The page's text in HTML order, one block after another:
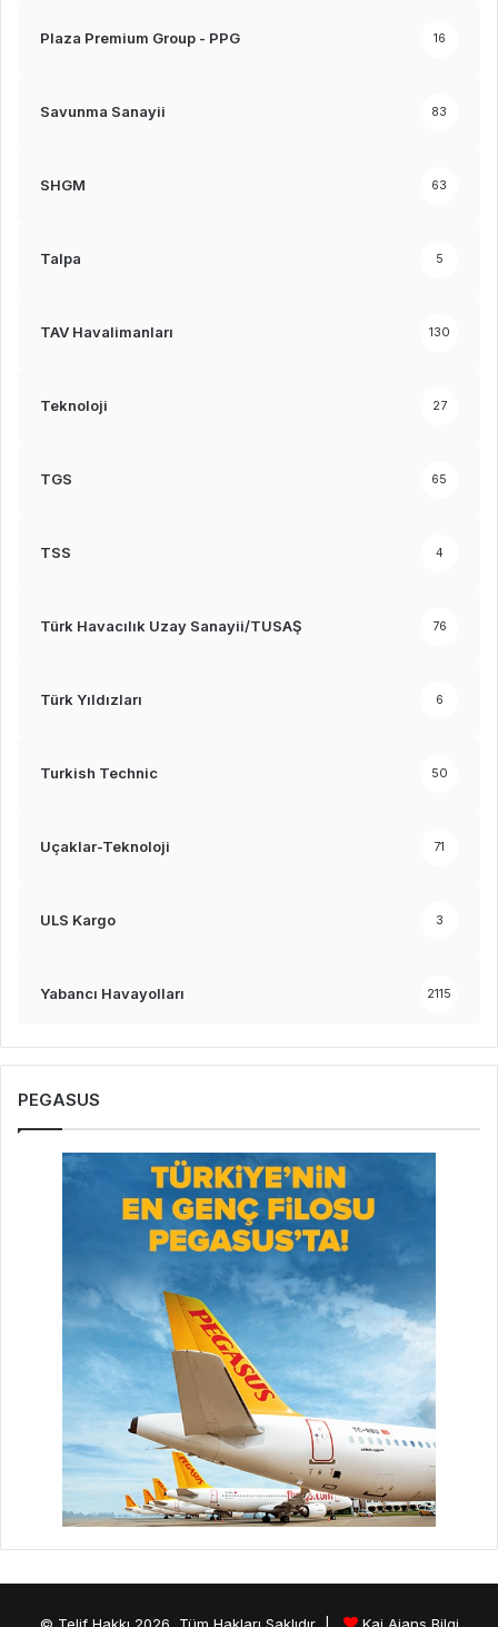
Plaza Premium Group - PPG 16
Savunma Sanayii 83
SHGM 63
Talpa 5
TAV Havalimanları 130
Teknoloji 27
TGS 65
TSS 4
Türk Havacılık Uzay Sanayii/TUSAŞ 76
Türk Yıldızları 6
Turkish Technic 50
Uçaklar-Teknoloji 71
ULS Kargo 3
Yabancı Havayolları 2115
PEGASUS
© Telif Hakkı 2026, Tüm Hakları Saklıdır | Kai Ajans Bilgi